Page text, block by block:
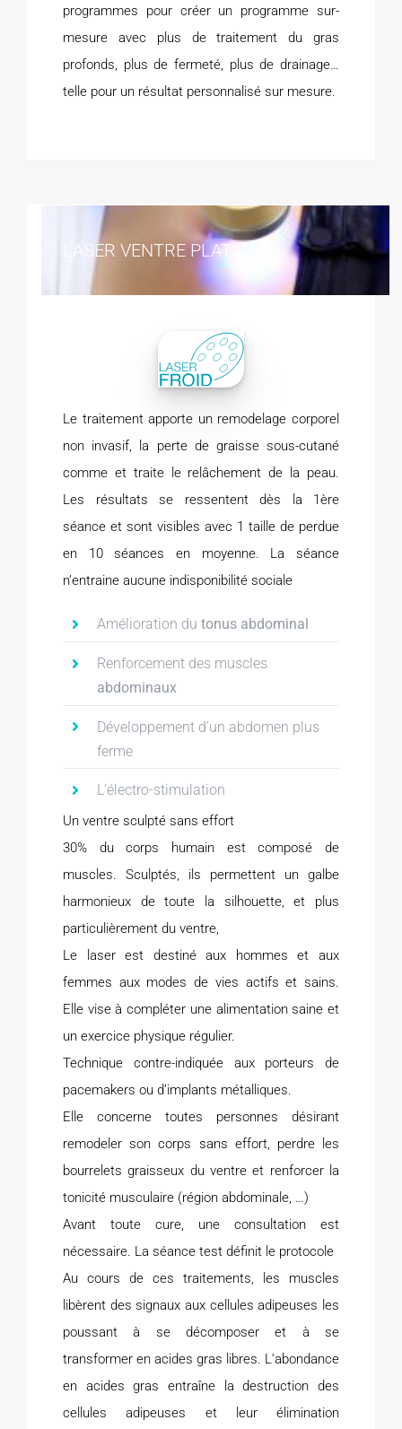
programmes pour créer un programme sur-
mesure avec plus de traitement du gras
profonds, plus de fermeté, plus de drainage…
telle pour un résultat personnalisé sur mesure.
LASER VENTRE PLAT
Le traitement apporte un remodelage corporel
non invasif, la perte de graisse sous-cutané
comme et traite le relâchement de la peau.
Les résultats se ressentent dès la 1ère
séance et sont visibles avec 1 taille de perdue
en 10 séances en moyenne. La séance
n’entraine aucune indisponibilité sociale
Amélioration dutonus abdominal
Renforcement des muscles
abdominaux
Développement d’un abdomen plus
ferme
L’électro-stimulation
Un ventre sculpté sans effort
30% du corps humain est composé de
muscles. Sculptés, ils permettent un galbe
harmonieux de toute la silhouette, et plus
particulièrement du ventre,
Le laser est destiné aux hommes et aux
femmes aux modes de vies actifs et sains.
Elle vise à compléter une alimentation saine et
un exercice physique régulier.
Technique contre-indiquée aux porteurs de
pacemakers ou d’implants métalliques.
Elle concerne toutes personnes désirant
remodeler son corps sans effort, perdre les
bourrelets graisseux du ventre et renforcer la
tonicité musculaire (région abdominale, …)
Avant toute cure, une consultation est
nécessaire. La séance test définit le protocole
Au cours de ces traitements, les muscles
libèrent des signaux aux cellules adipeuses les
poussant à se décomposer et à se
transformer en acides gras libres. L’abondance
en acides gras entraîne la destruction des
cellules adipeuses et leur élimination